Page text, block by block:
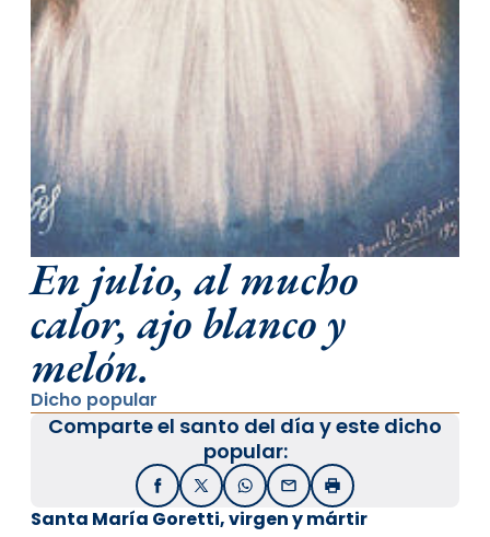
En julio, al mucho
calor, ajo blanco y
melón.
Dicho popular
Comparte el santo del día y este dicho
popular:
FacebookX / TwitterWhatsApp
EmailImprimir
Santa María Goretti, virgen y mártir